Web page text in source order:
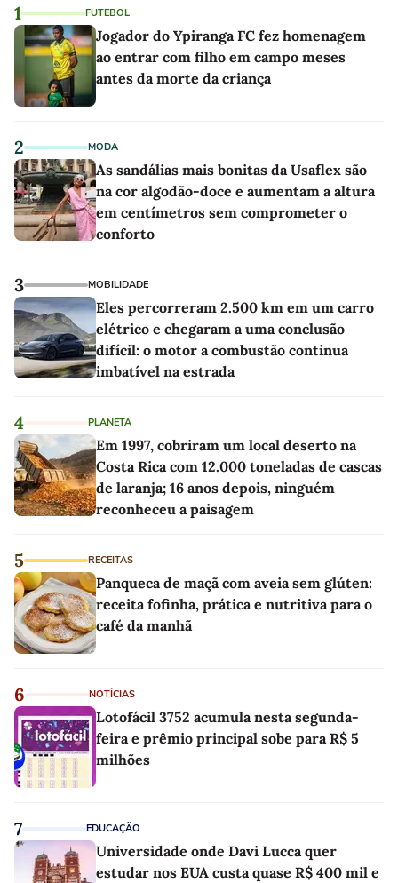
1 FUTEBOL
Jogador do Ypiranga FC fez homenagem
ao entrar com filho em campo meses
antes da morte da criança
2 MODA
As sandálias mais bonitas da Usaflex são
na cor algodão-doce e aumentam a altura
em centímetros sem comprometer o
conforto
3 MOBILIDADE
Eles percorreram 2.500 km em um carro
elétrico e chegaram a uma conclusão
difícil: o motor a combustão continua
imbatível na estrada
4 PLANETA
Em 1997, cobriram um local deserto na
Costa Rica com 12.000 toneladas de cascas
de laranja; 16 anos depois, ninguém
reconheceu a paisagem
5 RECEITAS
Panqueca de maçã com aveia sem glúten:
receita fofinha, prática e nutritiva para o
café da manhã
6 NOTÍCIAS
Lotofácil 3752 acumula nesta segunda-
feira e prêmio principal sobe para R$ 5
milhões
7 EDUCAÇÃO
Universidade onde Davi Lucca quer
estudar nos EUA custa quase R$ 400 mil e